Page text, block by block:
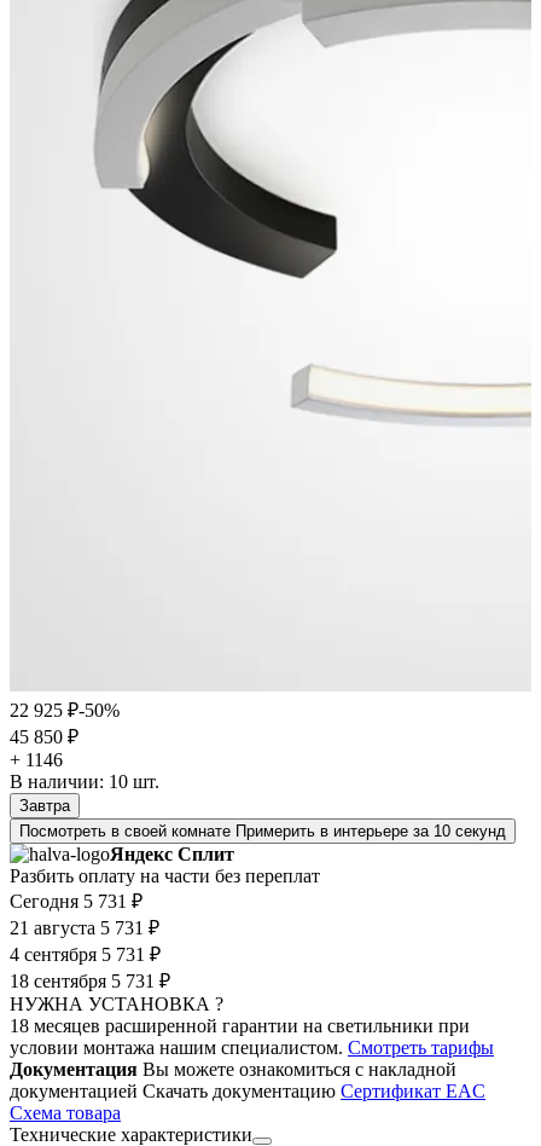
22 925 ₽-50%
45 850 ₽
+ 1146
В наличии: 10 шт.
Завтра
Посмотреть в своей комнате Примерить в интерьере за 10 секунд
Яндекс Сплит
Разбить оплату на части без переплат
Сегодня 5 731 ₽
21 августа 5 731 ₽
4 сентября 5 731 ₽
18 сентября 5 731 ₽
НУЖНА УСТАНОВКА ?
18 месяцев расширенной гарантии на светильники при
условии монтажа нашим специалистом. Смотреть тарифы
Документация Вы можете ознакомиться с накладной
документацией Скачать документацию Cертификат EAC
Cхема товара
Технические характеристики